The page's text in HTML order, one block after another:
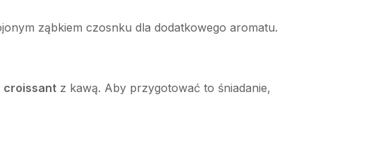
ząbkiem czosnku dla dodatkowego aromatu.
croissant z kawą. Aby przygotować to śniadanie,